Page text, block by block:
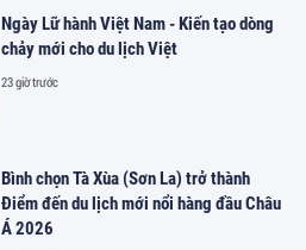
Ngày Lữ hành Việt Nam - Kiến tạo dòng
chảy mới cho du lịch Việt
23 giờ trước
Bình chọn Tà Xùa (Sơn La) trở thành
Điểm đến du lịch mới nổi hàng đầu Châu
Á 2026